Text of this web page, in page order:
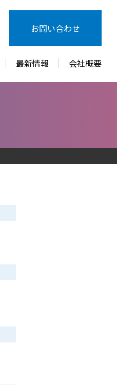
お問い合わせ
最新情報 会社概要